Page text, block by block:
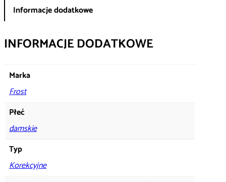
Informacje dodatkowe
INFORMACJE DODATKOWE
Marka
Frost
Płeć
damskie
Typ
Korekcyjne